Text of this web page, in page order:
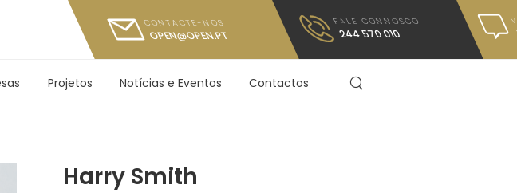
CONTACTE-NOS
OPEN@OPEN.PT
FALE CONNOSCO
244 570 010
Projetos Notícias e Eventos Contactos
Harry Smith